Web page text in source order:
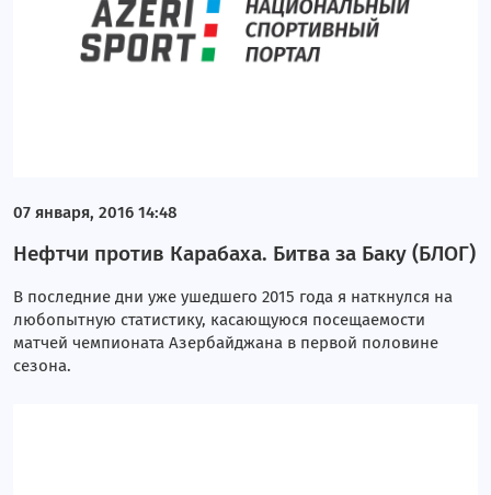
07 января, 2016 14:48
Нефтчи против Карабаха. Битва за Баку (БЛОГ)
В последние дни уже ушедшего 2015 года я наткнулся на
любопытную статистику, касающуюся посещаемости
матчей чемпионата Азербайджана в первой половине
сезона.